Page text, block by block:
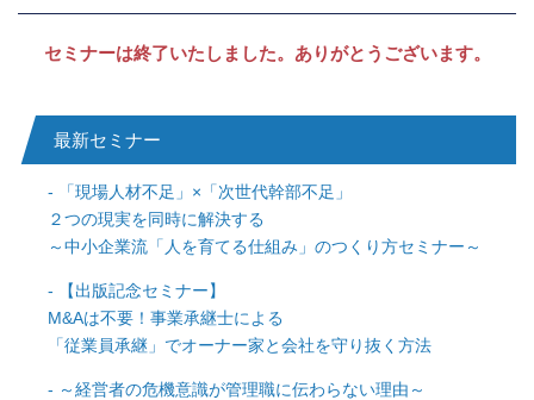
セミナーは終了いたしました。ありがとうございます。
最新セミナー
「現場人材不足」×「次世代幹部不足」
２つの現実を同時に解決する
～中小企業流「人を育てる仕組み」のつくり方セミナー～
【出版記念セミナー】
M&Aは不要！事業承継士による
「従業員承継」でオーナー家と会社を守り抜く方法
～経営者の危機意識が管理職に伝わらない理由～